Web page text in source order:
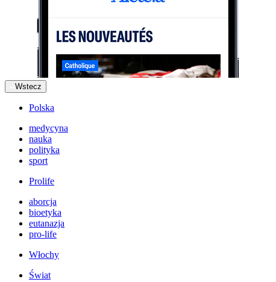
Wstecz
Polska
medycyna
nauka
polityka
sport
Prolife
aborcja
bioetyka
eutanazja
pro-life
Włochy
Świat